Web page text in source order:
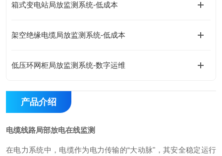
箱式变电站局放监测系统-低成本
架空绝缘电缆局放监测系统-低成本
低压环网柜局放监测系统-数字运维
产品介绍
电缆线路局部放电在线监测
在电力系统中，电缆作为电力传输的“大动脉"，其安全稳定运行